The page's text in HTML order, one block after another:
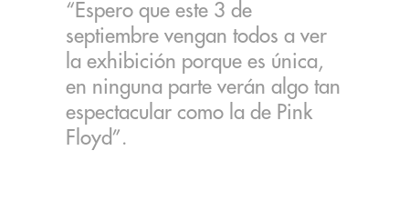
“Espero que este 3 de
septiembre vengan todos a ver
la exhibición porque es única,
en ninguna parte verán algo tan
espectacular como la de Pink
Floyd”.